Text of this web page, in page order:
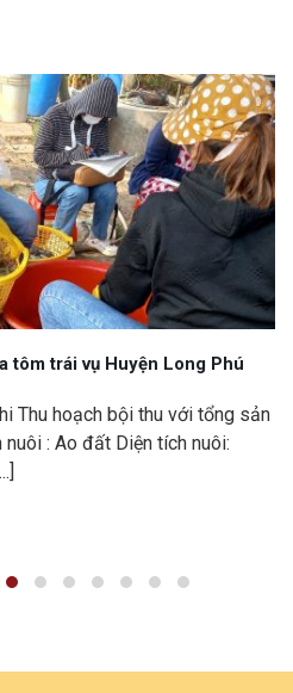
tôm trái vụ Huyện Long Phú
Thu hoạch bội thu với tổng sản
: Ao đất Diện tích nuôi: